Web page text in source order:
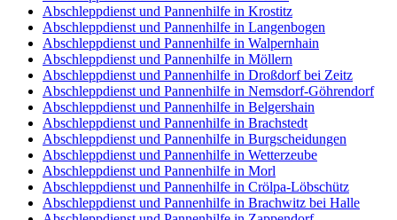
Abschleppdienst und Pannenhilfe in Krostitz
Abschleppdienst und Pannenhilfe in Langenbogen
Abschleppdienst und Pannenhilfe in Walpernhain
Abschleppdienst und Pannenhilfe in Möllern
Abschleppdienst und Pannenhilfe in Droßdorf bei Zeitz
Abschleppdienst und Pannenhilfe in Nemsdorf-Göhrendorf
Abschleppdienst und Pannenhilfe in Belgershain
Abschleppdienst und Pannenhilfe in Brachstedt
Abschleppdienst und Pannenhilfe in Burgscheidungen
Abschleppdienst und Pannenhilfe in Wetterzeube
Abschleppdienst und Pannenhilfe in Morl
Abschleppdienst und Pannenhilfe in Crölpa-Löbschütz
Abschleppdienst und Pannenhilfe in Brachwitz bei Halle